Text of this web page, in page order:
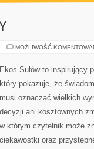
MOŻLIWOŚĆ
Ekos-Sułów to inspirujący
który pokazuje, że
musi oznaczać wielkich
decyzji ani kosztownych
w którym czytelnik może
ciekawostki oraz